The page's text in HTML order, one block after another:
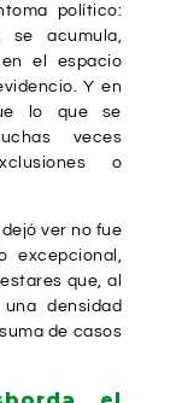
político:
se acumula,
el espacio
Y en
lo que se
veces
o
ver no fue
que, al
densidad
de casos